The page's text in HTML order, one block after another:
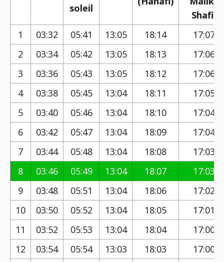
soleil
Shafi)
1
03:32 05:41 13:05 18:14
17:07
2
03:34 05:42 13:05 18:13
17:06
3
03:36 05:43 13:05 18:12
17:06
4
03:38 05:45 13:04 18:11
17:05
5
03:40 05:46 13:04 18:10
17:04
6
03:42 05:47 13:04 18:09
17:04
7
03:44 05:48 13:04 18:08
17:03
8
03:46 05:49 13:04 18:07
17:03
9
03:48 05:51 13:04 18:06
17:02
10
03:50 05:52 13:04 18:05
17:01
11
03:52 05:53 13:04 18:04
17:00
12
03:54 05:54 13:03 18:03
17:00